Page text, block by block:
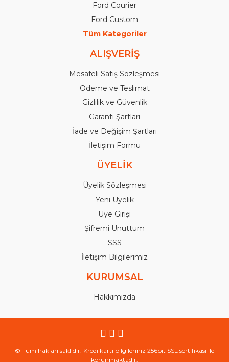
Ford Courier
Ford Custom
Tüm Kategoriler
ALIŞVERİŞ
Mesafeli Satış Sözleşmesi
Ödeme ve Teslimat
Gizlilik ve Güvenlik
Garanti Şartları
İade ve Değişim Şartları
İletişim Formu
ÜYELİK
Üyelik Sözleşmesi
Yeni Üyelik
Üye Girişi
Şifremi Unuttum
SSS
İletişim Bilgilerimiz
KURUMSAL
Hakkımızda
© Tüm hakları saklıdır. Kredi kartı bilgileriniz 256bit SSL sertifikası ile
korunmaktadır.